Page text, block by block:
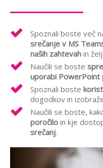
Spoznali boste več
srečanje v MS
naših zahtevah in
Naučili se boste
uporabi PowerPoint
Spoznali boste
dogodkov in
Naučili se boste,
poročilo in kje
srečanj.